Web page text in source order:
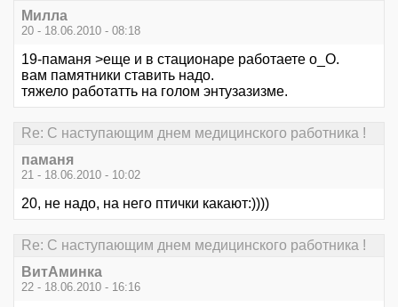
Милла
20 - 18.06.2010 - 08:18
19-паманя >еще и в стационаре работаете о_О.
вам памятники ставить надо.
тяжело работатть на голом энтузазизме.
Re: С наступающим днем медицинского работника !
паманя
21 - 18.06.2010 - 10:02
20, не надо, на него птички какают:))))
Re: С наступающим днем медицинского работника !
ВитАминка
22 - 18.06.2010 - 16:16